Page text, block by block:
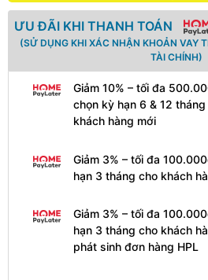
ƯU ĐÃI KHI THANH TOÁN
(SỬ DỤNG KHI XÁC NHẬN KHOẢN VAY
TÀI CHÍNH)
Giảm 10% – tối đa
chọn kỳ hạn 6 & 12 tháng
khách hàng mới
Giảm 3% – tối đa
hạn 3 tháng cho khách
Giảm 3% – tối đa
hạn 3 tháng cho khách
phát sinh đơn hàng HPL